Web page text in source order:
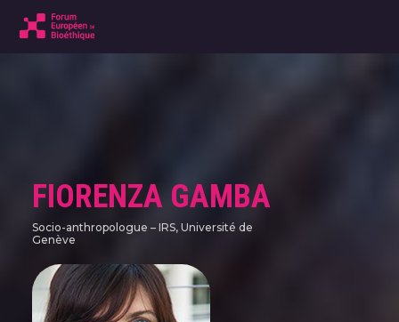
FIORENZA GAMBA
Socio-anthropologue – IRS, Université de
Genève